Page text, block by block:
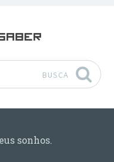
BUSCA
sonhos.